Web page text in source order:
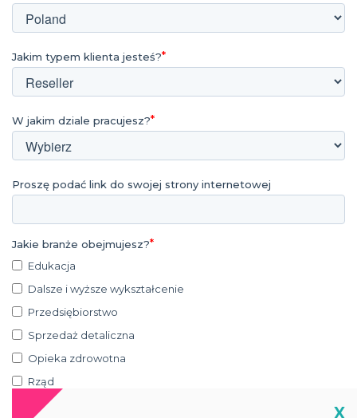
Jakim typem klienta jesteś?
W jakim dziale pracujesz?
Proszę podać link do swojej strony internetowej
Jakie branże obejmujesz?
Edukacja
Dalsze i wyższe wykształcenie
Przedsiębiorstwo
Sprzedaż detaliczna
Opieka zdrowotna
Rząd
Wojsko
X